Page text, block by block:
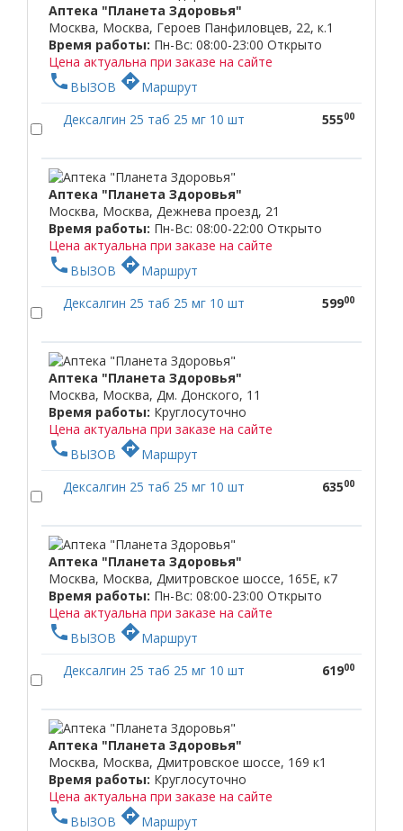
Аптека "Планета Здоровья"
Москва, Москва, Героев Панфиловцев, 22, к.1
Время работы: Пн-Вс: 08:00-23:00 Открыто
Цена актуальна при заказе на сайте
phone ВЫЗОВ directionsМаршрут
Дексалгин 25 таб 25 мг 10 шт
55500
Аптека "Планета Здоровья"
Москва, Москва, Дежнева проезд, 21
Время работы: Пн-Вс: 08:00-22:00 Открыто
Цена актуальна при заказе на сайте
phone ВЫЗОВ directionsМаршрут
Дексалгин 25 таб 25 мг 10 шт
59900
Аптека "Планета Здоровья"
Москва, Москва, Дм. Донского, 11
Время работы: Круглосуточно
Цена актуальна при заказе на сайте
phone ВЫЗОВ directionsМаршрут
Дексалгин 25 таб 25 мг 10 шт
63500
Аптека "Планета Здоровья"
Москва, Москва, Дмитровское шоссе, 165Е, к7
Время работы: Пн-Вс: 08:00-23:00 Открыто
Цена актуальна при заказе на сайте
phone ВЫЗОВ directionsМаршрут
Дексалгин 25 таб 25 мг 10 шт
61900
Аптека "Планета Здоровья"
Москва, Москва, Дмитровское шоссе, 169 к1
Время работы: Круглосуточно
Цена актуальна при заказе на сайте
phone ВЫЗОВ directionsМаршрут